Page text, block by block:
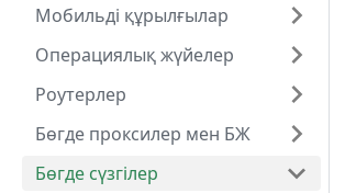
Мобильді құрылғылар
Операциялық жүйелер
Роутерлер
Бөгде проксилер мен БЖ
Бөгде сүзгілер